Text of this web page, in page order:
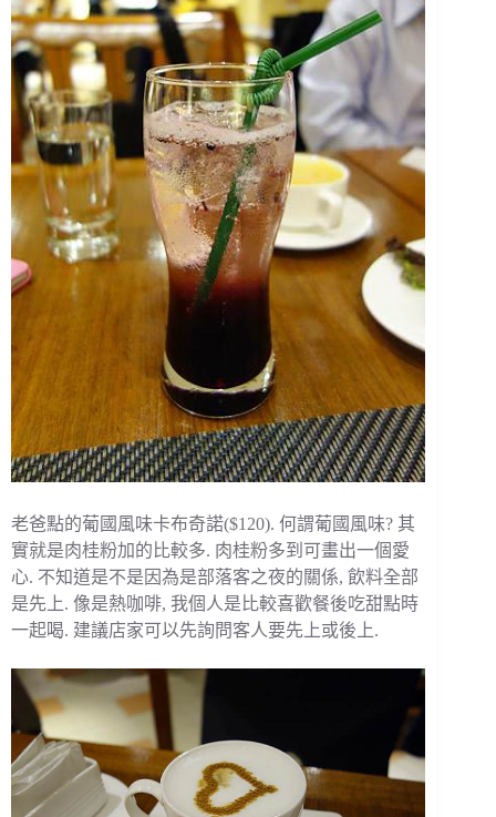
老爸點的葡國風味卡布奇諾($120). 何謂葡國風味? 其
實就是肉桂粉加的比較多. 肉桂粉多到可畫出一個愛
心. 不知道是不是因為是部落客之夜的關係, 飲料全部
是先上. 像是熱咖啡, 我個人是比較喜歡餐後吃甜點時
一起喝. 建議店家可以先詢問客人要先上或後上.